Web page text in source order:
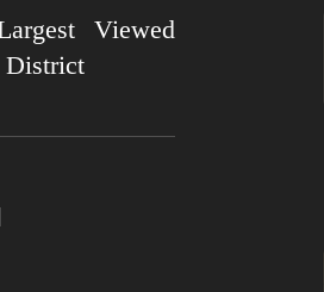
Viewed
District